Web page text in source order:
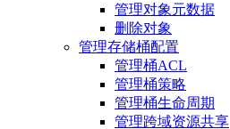
管理对象元数据
删除对象
管理存储桶配置
管理桶ACL
管理桶策略
管理桶生命周期
管理跨域资源共享